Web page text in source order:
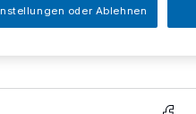
oder Ablehnen